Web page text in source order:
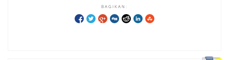
BAGIKAN: